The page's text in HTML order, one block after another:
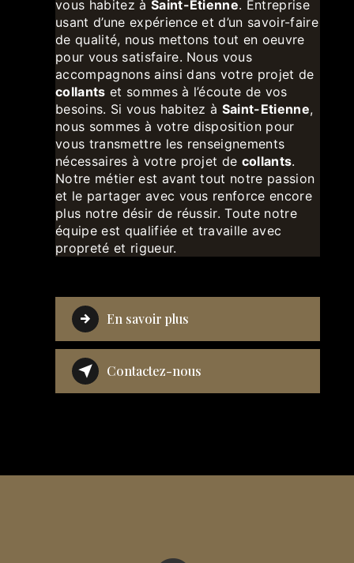
vous habitez à Saint-Etienne. Entreprise
usant d’une expérience et d’un savoir-faire
de qualité, nous mettons tout en oeuvre
pour vous satisfaire. Nous vous
accompagnons ainsi dans votre projet de
collants et sommes à l’écoute de vos
besoins. Si vous habitez à Saint-Etienne,
nous sommes à votre disposition pour
vous transmettre les renseignements
nécessaires à votre projet de collants.
Notre métier est avant tout notre passion
et le partager avec vous renforce encore
plus notre désir de réussir. Toute notre
équipe est qualifiée et travaille avec
propreté et rigueur.
En savoir plus
Contactez-nous